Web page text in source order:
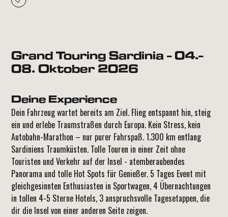
Grand Touring Sardinia - 04.-
08. Oktober 2026
Deine Experience
Dein Fahrzeug wartet bereits am Ziel. Flieg entspannt hin, steig
ein und erlebe Traumstraßen durch Europa. Kein Stress, kein
Autobahn-Marathon – nur purer Fahrspaß. 1.300 km entlang
Sardiniens Traumküsten. Tolle Touren in einer Zeit ohne
Touristen und Verkehr auf der Insel - atemberaubendes
Panorama und tolle Hot Spots für Genießer. 5 Tages Event mit
gleichgesinnten Enthusiasten in Sportwagen, 4 Übernachtungen
in tollen 4-5 Sterne Hotels, 3 anspruchsvolle Tagesetappen, die
dir die Insel von einer anderen Seite zeigen.